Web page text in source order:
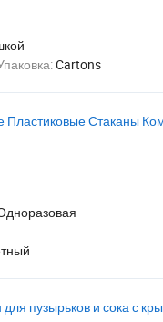
Cartons
Пластиковые Стаканы
пузырьков и сока с